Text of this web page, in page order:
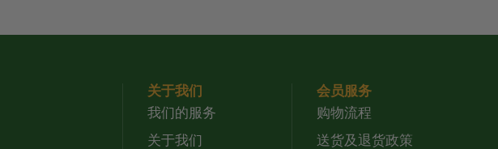
关于我们
我们的服务
关于我们
会员服务
购物流程
送货及退货政策